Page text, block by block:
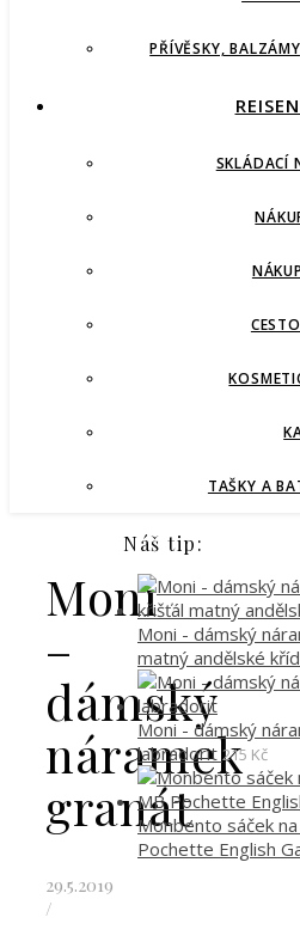
PŘÍVĚSKY,
SKLÁDACÍ
TAŠKY A
Moni
–
dámský
náramek
granát
29.5.2019
/
Náš tip:
Moni - dámský
matný andělské
Moni - dámský
labradorit 215 Kč
Monbento sáček
Pochette English